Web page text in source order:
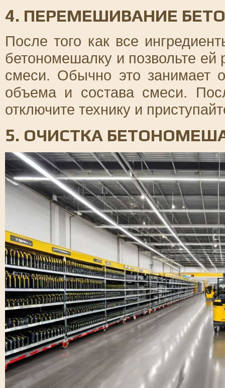
4. ПЕРЕМЕШИВАНИЕ
После того как все
бетономешалку и позвольте ей
смеси. Обычно это занимает
объема и состава смеси.
отключите технику и
5. ОЧИСТКА